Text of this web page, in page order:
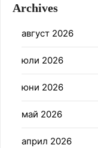
Archives
август 2026
юли 2026
юни 2026
май 2026
април 2026